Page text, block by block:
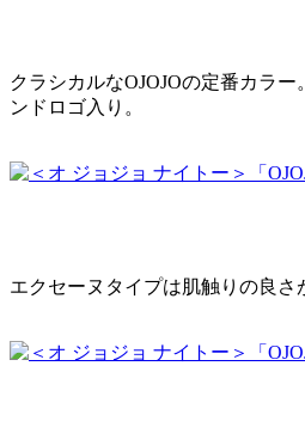
クラシカルなOJOJOの定番カラ
ンドロゴ入り。
エクセーヌタイプは肌触りの良